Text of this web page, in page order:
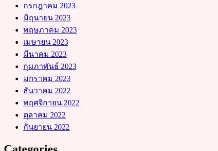
กรกฎาคม 2023
มิถุนายน 2023
พฤษภาคม 2023
เมษายน 2023
มีนาคม 2023
กุมภาพันธ์ 2023
มกราคม 2023
ธันวาคม 2022
พฤศจิกายน 2022
ตุลาคม 2022
กันยายน 2022